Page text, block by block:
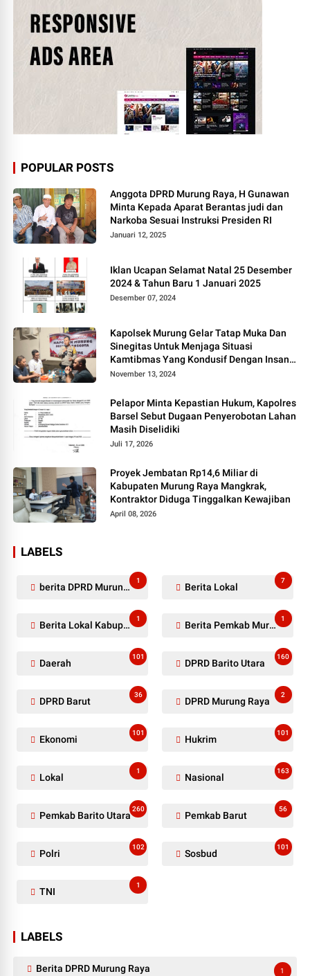
POPULAR POSTS
Anggota DPRD Murung Raya, H Gunawan
Minta Kepada Aparat Berantas judi dan
Narkoba Sesuai Instruksi Presiden RI
Januari 12, 2025
Iklan Ucapan Selamat Natal 25 Desember
2024 & Tahun Baru 1 Januari 2025
Desember 07, 2024
Kapolsek Murung Gelar Tatap Muka Dan
Sinegitas Untuk Menjaga Situasi
Kamtibmas Yang Kondusif Dengan Insan
Pers
November 13, 2024
Pelapor Minta Kepastian Hukum, Kapolres
Barsel Sebut Dugaan Penyerobotan Lahan
Masih Diselidiki
Juli 17, 2026
Proyek Jembatan Rp14,6 Miliar di
Kabupaten Murung Raya Mangkrak,
Kontraktor Diduga Tinggalkan Kewajiban
April 08, 2026
LABELS
berita DPRD Murung Raya
1
Berita Lokal
7
Berita Lokal Kabupaten Barito Utara
1
Berita Pemkab Murung Raya
1
Daerah
101
DPRD Barito Utara
160
DPRD Barut
36
DPRD Murung Raya
2
Ekonomi
101
Hukrim
101
Lokal
1
Nasional
163
Pemkab Barito Utara
260
Pemkab Barut
56
Polri
102
Sosbud
101
TNI
1
LABELS
Berita DPRD Murung Raya 1